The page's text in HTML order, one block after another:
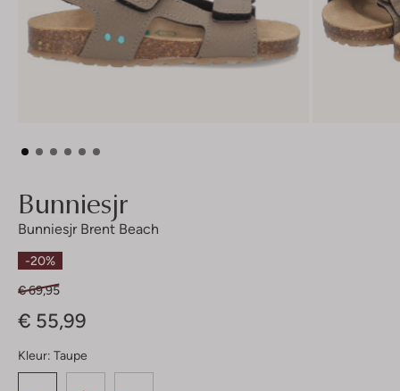
Bunniesjr
Bunniesjr Brent Beach
-20%
€ 69,95
€ 55,99
Kleur: Taupe